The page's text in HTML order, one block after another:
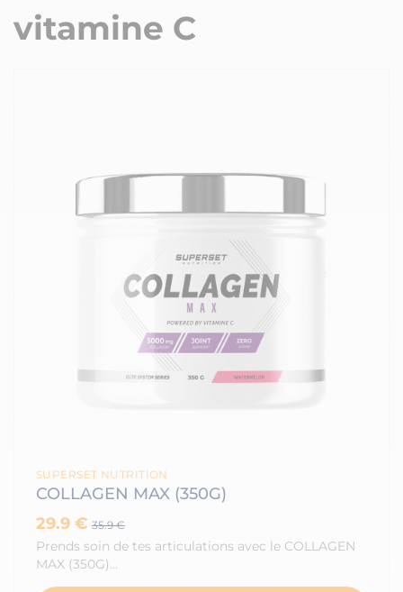
vitamine C
SUPERSET NUTRITION
COLLAGEN MAX (350G)
29.9 € 35.9 €
Prends soin de tes articulations avec le COLLAGEN
MAX (350G)…